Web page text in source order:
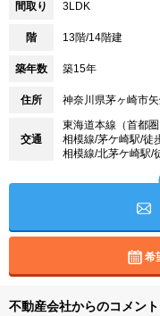
間取り 3LDK
階 13階/14階建
築年数 築15年
住所 神奈川県茅ヶ崎市矢
交通
東海道本線（首都
相模線/茅ケ崎駅/徒
相模線/北茅ケ崎駅/
希
不動産会社からのコメント